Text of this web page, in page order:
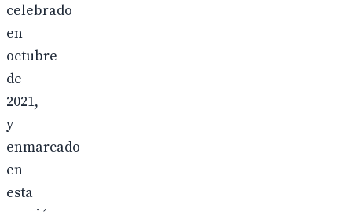
celebrado
en
octubre
de
2021,
y
enmarcado
en
esta